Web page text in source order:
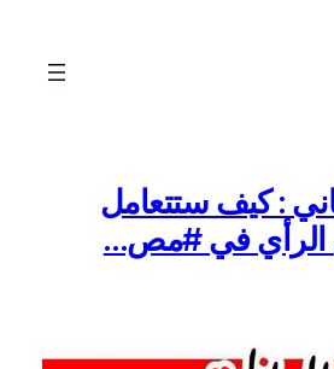
: كيف ستتعامل
الرأي في #مص…